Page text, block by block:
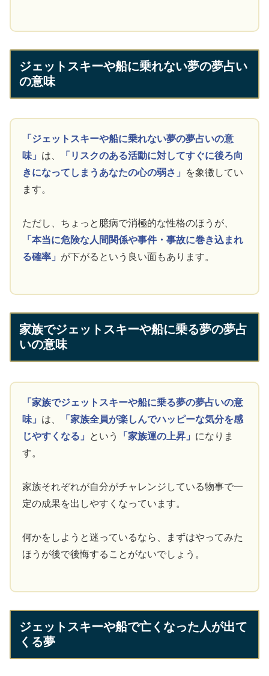
ジェットスキーや船に乗れない夢の夢占い
の意味
「ジェットスキーや船に乗れない夢の夢占いの意
味」 は、
「リスクのある活動に対してすぐに後ろ向
きになってしまうあなたの心の弱さ」
を象徴してい
ます。
ただし、ちょっと臆病で消極的な性格のほうが、
「本当に危険な人間関係や事件・事故に巻き込まれ
る確率」 が下がるという良い面もあります。
家族でジェットスキーや船に乗る夢の夢占
いの意味
「家族でジェットスキーや船に乗る夢の夢占いの意
味」 は、
「家族全員が楽しんでハッピーな気分を感
じやすくなる」
という 「家族運の上昇」 になりま
す。
家族それぞれが自分がチャレンジしている物事で一
定の成果を出しやすくなっています。
何かをしようと迷っているなら、まずはやってみた
ほうが後で後悔することがないでしょう。
ジェットスキーや船で亡くなった人が出て
くる夢